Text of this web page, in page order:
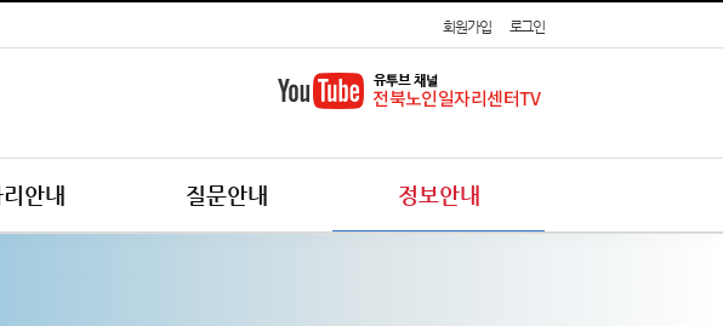
회원가입 로그인
안내 질문안내 정보안내